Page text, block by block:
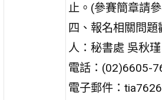
止。(參賽簡章請
四、報名相關問
人：秘書處 吳秋瑾
電話：(02)6605-
電子郵件：